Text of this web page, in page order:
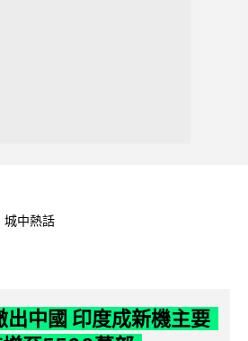
城中熱話
中國 印度成新機主要